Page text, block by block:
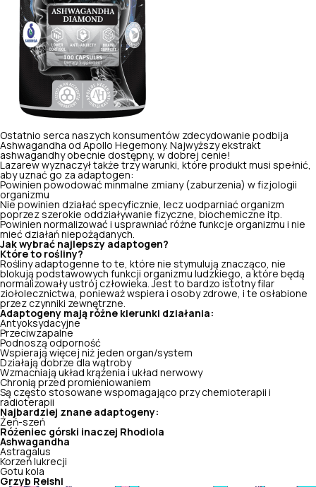
Ostatnio serca naszych konsumentów zdecydowanie podbija
Ashwagandha od Apollo Hegemony. Najwyższy ekstrakt
ashwagandhy obecnie dostępny, w dobrej cenie!
Lazarew wyznaczył także trzy warunki, które produkt musi spełnić,
aby uznać go za adaptogen:
Powinien powodować minmalne zmiany (zaburzenia) w fizjologii
organizmu
Nie powinien działać specyficznie, lecz uodparniać organizm
poprzez szerokie oddziaływanie fizyczne, biochemiczne itp.
Powinien normalizować i usprawniać różne funkcje organizmu i nie
mieć działań niepożądanych.
Jak wybrać najlepszy adaptogen?
Które to rośliny?
Rośliny adaptogenne to te, które nie stymulują znacząco, nie
blokują podstawowych funkcji organizmu ludzkiego, a które będą
normalizowały ustrój człowieka. Jest to bardzo istotny filar
ziołolecznictwa, ponieważ wspiera i osoby zdrowe, i te osłabione
przez czynniki zewnętrzne.
Adaptogeny mają różne kierunki działania:
Antyoksydacyjne
Przeciwzapalne
Podnoszą odporność
Wspierają więcej niż jeden organ/system
Działają dobrze dla wątroby
Wzmacniają układ krążenia i układ nerwowy
Chronią przed promieniowaniem
Są często stosowane wspomagająco przy chemioterapii i
radioterapii
Najbardziej znane adaptogeny:
Żeń-szeń
Różeniec górski inaczej Rhodiola
Ashwagandha
Astragalus
Korzeń lukrecji
Gotu kola
Grzyb Reishi